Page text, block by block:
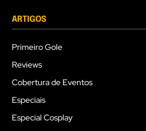
ARTIGOS
Primeiro Gole
Reviews
Cobertura de Eventos
Especiais
Especial Cosplay